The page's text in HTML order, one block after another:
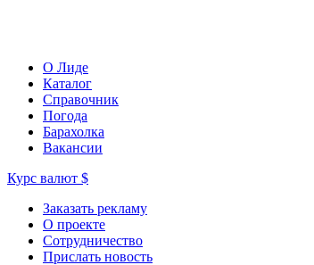
О Лиде
Каталог
Справочник
Погода
Барахолка
Вакансии
Курс валют $
Заказать рекламу
О проекте
Сотрудничество
Прислать новость